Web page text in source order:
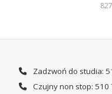
Zadzwoń do studia:
Czujny non stop: 510